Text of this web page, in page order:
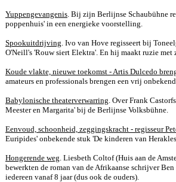
Yuppengevangenis. Bij zijn Berlijnse Schaubühne
poppenhuis' in een energieke voorstelling.
Spookuitdrijving. Ivo van Hove regisseert bij
O'Neill's 'Rouw siert Elektra'. En hij maakt ruzie met
Koude vlakte, nieuwe toekomst - Artis Dulcedo
amateurs en professionals brengen een vrij
Babylonische theaterverwarring. Over Frank
Meester en Margarita' bij de Berlijnse Volksbühne.
Eenvoud, schoonheid, zeggingskracht - regisseur
Euripides' onbekende stuk 'De kinderen van
Hongerende weg. Liesbeth Coltof (Huis aan de
bewerkten de roman van de Afrikaanse schrijver
iedereen vanaf 8 jaar (dus ook de ouders).